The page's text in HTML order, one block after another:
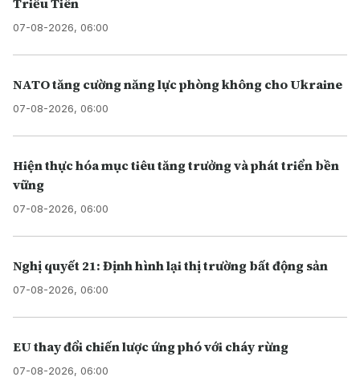
Triều Tiên
07-08-2026, 06:00
NATO tăng cường năng lực phòng không cho Ukraine
07-08-2026, 06:00
Hiện thực hóa mục tiêu tăng trưởng và phát triển bền
vững
07-08-2026, 06:00
Nghị quyết 21: Định hình lại thị trường bất động sản
07-08-2026, 06:00
EU thay đổi chiến lược ứng phó với cháy rừng
07-08-2026, 06:00